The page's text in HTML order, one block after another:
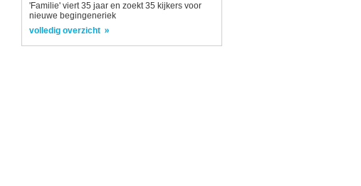
'Familie' viert 35 jaar en zoekt 35 kijkers voor
nieuwe begingeneriek
volledig overzicht